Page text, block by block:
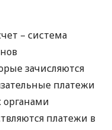
– система
зачисляются
платежи
органами
платежи в